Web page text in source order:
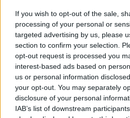
If you wish to opt-out of the sale,
processing of your personal or
targeted advertising by us, please
section to confirm your selection.
opt-out request is processed you
interest-based ads based on
us or personal information
your opt-out. You may separately
disclosure of your personal
IAB’s list of downstream
predsieň,plast ,oranžová